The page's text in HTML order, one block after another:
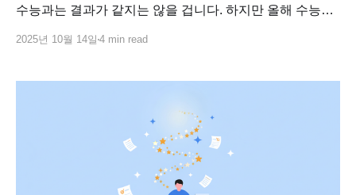
수능과는 결과가 같지는 않을 겁니다. 하지만 올해 수능에
때, 그래도 이번 학평 결과로 내가 수능을 '잘 봤을 때'의
2025년 10월 14일 4 min read